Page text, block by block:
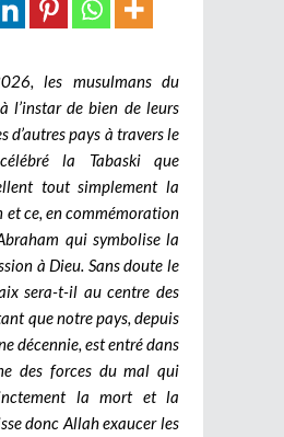
les musulmans du
l’instar de bien de leurs
d’autres pays à travers le
la Tabaski que
tout simplement la
et ce, en commémoration
qui symbolise la
à Dieu. Sans doute le
sera-t-il au centre des
que notre pays, depuis
décennie, est entré dans
des forces du mal qui
la mort et la
donc Allah exaucer les